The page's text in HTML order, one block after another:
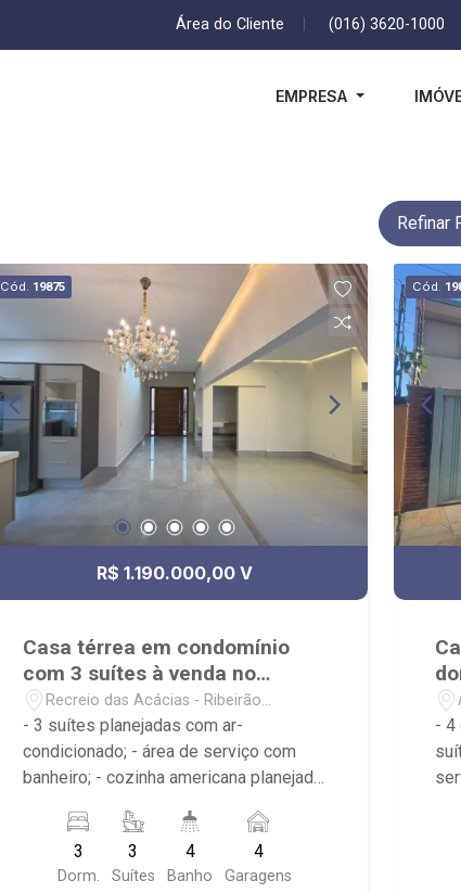
Área do Cliente (016) 3620-1000
EMPRESA
Refinar
Cód. 19875
R$ 1.190.000,00 V
Casa térrea em condomínio
com 3 suítes à venda no
Recreio das Acácias
Recreio das Acácias - Ribeirão
Preto/SP
- 3 suítes planejadas com ar-
condicionado; - área de serviço com
banheiro; - cozinha americana planejada;
closet; - piscina; - sala de estar; - 4
banheiros; - Condomínio com portaria
24h, ronda motorizada, piscina, quadra
3
Dorm.
3
Suítes
4
Banho
4
Garagens
Cód.
- 4
-